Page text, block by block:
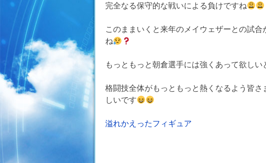
完全なる保守的な戦いによる負けですね
このままいくと来年のメイウェザーとの試
ね
もっともっと朝倉選手には強くあって欲しい
格闘技全体がもっともっと熱くなるよう皆
しいです
投
溢れかえったフィギュア